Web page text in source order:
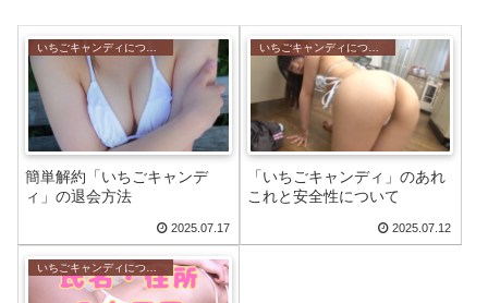
いちごキャンディについて
簡単解約「いちごキャンデ
ィ」の退会方法
2025.07.17
いちごキャンディについて
「いちごキャンディ」のあれ
これと安全性について
2025.07.12